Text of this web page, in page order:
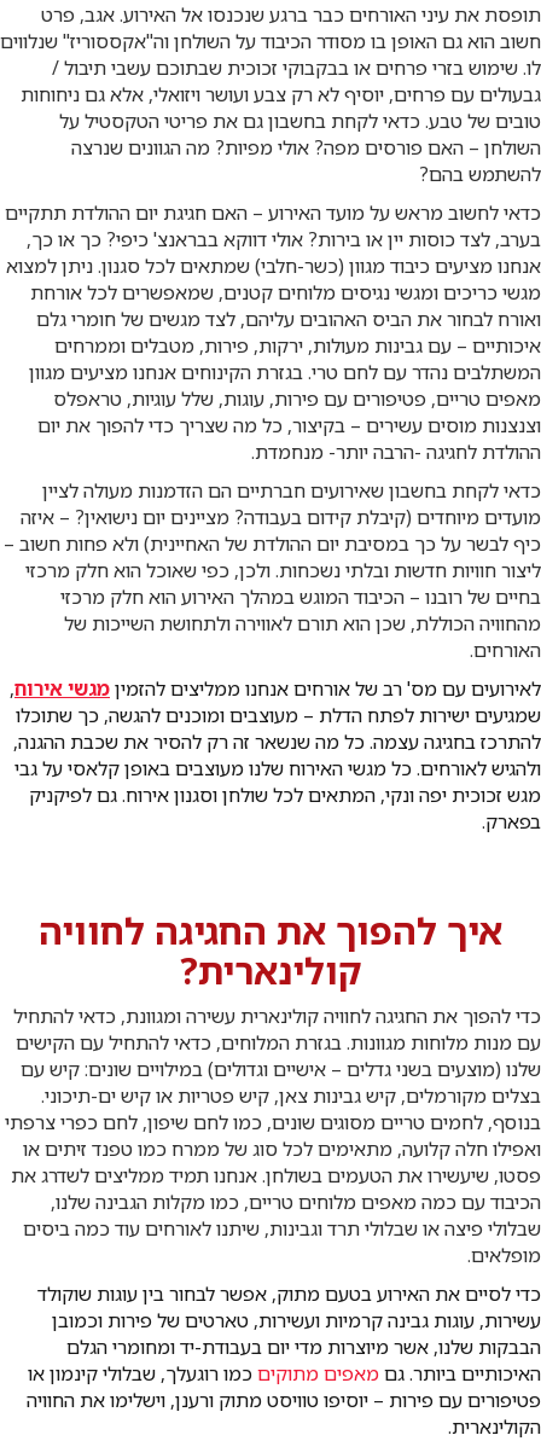
תופסת את עיני האורחים כבר ברגע שנכנסו אל האירוע. אגב, פרט
חשוב הוא גם האופן בו מסודר הכיבוד על השולחן וה"אקססוריז" שנלווים
לו. שימוש בזרי פרחים או בבקבוקי זכוכית שבתוכם עשבי תיבול /
גבעולים עם פרחים, יוסיף לא רק צבע ועושר ויזואלי, אלא גם ניחוחות
טובים של טבע. כדאי לקחת בחשבון גם את פריטי הטקסטיל על
השולחן – האם פורסים מפה? אולי מפיות? מה הגוונים שנרצה
להשתמש בהם?
כדאי לחשוב מראש על מועד האירוע – האם חגיגת יום ההולדת תתקיים
בערב, לצד כוסות יין או בירות? אולי דווקא בבראנצ' כיפי? כך או כך,
אנחנו מציעים כיבוד מגוון (כשר-חלבי) שמתאים לכל סגנון. ניתן למצוא
מגשי כריכים ומגשי נגיסים מלוחים קטנים, שמאפשרים לכל אורחת
ואורח לבחור את הביס האהובים עליהם, לצד מגשים של חומרי גלם
איכותיים – עם גבינות מעולות, ירקות, פירות, מטבלים וממרחים
המשתלבים נהדר עם לחם טרי. בגזרת הקינוחים אנחנו מציעים מגוון
מאפים טריים, פטיפורים עם פירות, עוגות, שלל עוגיות, טראפלס
וצנצנות מוסים עשירים – בקיצור, כל מה שצריך כדי להפוך את יום
ההולדת לחגיגה -הרבה יותר- מנחמדת.
כדאי לקחת בחשבון שאירועים חברתיים הם הזדמנות מעולה לציין
מועדים מיוחדים (קיבלת קידום בעבודה? מציינים יום נישואין? – איזה
כיף לבשר על כך במסיבת יום ההולדת של האחיינית) ולא פחות חשוב –
ליצור חוויות חדשות ובלתי נשכחות. ולכן, כפי שאוכל הוא חלק מרכזי
בחיים של רובנו – הכיבוד המוגש במהלך האירוע הוא חלק מרכזי
מהחוויה הכוללת, שכן הוא תורם לאווירה ולתחושת השייכות של
האורחים.
לאירועים עם מס' רב של אורחים אנחנו ממליצים להזמיןמגשי אירוח,
שמגיעים ישירות לפתח הדלת – מעוצבים ומוכנים להגשה, כך שתוכלו
להתרכז בחגיגה עצמה. כל מה שנשאר זה רק להסיר את שכבת ההגנה,
ולהגיש לאורחים. כל מגשי האירוח שלנו מעוצבים באופן קלאסי על גבי
מגש זכוכית יפה ונקי, המתאים לכל שולחן וסגנון אירוח. גם לפיקניק
בפארק.
איך להפוך את החגיגה לחוויה
קולינארית?
כדי להפוך את החגיגה לחוויה קולינארית עשירה ומגוונת, כדאי להתחיל
עם מנות מלוחות מגוונות. בגזרת המלוחים, כדאי להתחיל עם הקישים
שלנו (מוצעים בשני גדלים – אישיים וגדולים) במילויים שונים: קיש עם
בצלים מקורמלים, קיש גבינות צאן, קיש פטריות או קיש ים-תיכוני.
בנוסף, לחמים טריים מסוגים שונים, כמו לחם שיפון, לחם כפרי צרפתי
ואפילו חלה קלועה, מתאימים לכל סוג של ממרח כמו טפנד זיתים או
פסטו, שיעשירו את הטעמים בשולחן. אנחנו תמיד ממליצים לשדרג את
הכיבוד עם כמה מאפים מלוחים טריים, כמו מקלות הגבינה שלנו,
שבלולי פיצה או שבלולי תרד וגבינות, שיתנו לאורחים עוד כמה ביסים
מופלאים.
כדי לסיים את האירוע בטעם מתוק, אפשר לבחור בין עוגות שוקולד
עשירות, עוגות גבינה קרמיות ועשירות, טארטים של פירות וכמובן
הבבקות שלנו, אשר מיוצרות מדי יום בעבודת-יד ומחומרי הגלם
האיכותיים ביותר. גםמאפים מתוקיםכמו רוגעלך, שבלולי קינמון או
פטיפורים עם פירות – יוסיפו טוויסט מתוק ורענן, וישלימו את החוויה
הקולינארית.